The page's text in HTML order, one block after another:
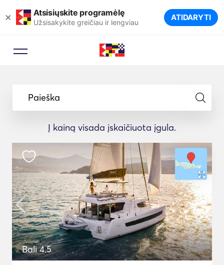
× Atsisiųskite programėlę
Užsisakykite greičiau ir lengviau ATIDARYTI
Paieška
Į kainą visada įskaičiuota įgula.
Bali 4.5